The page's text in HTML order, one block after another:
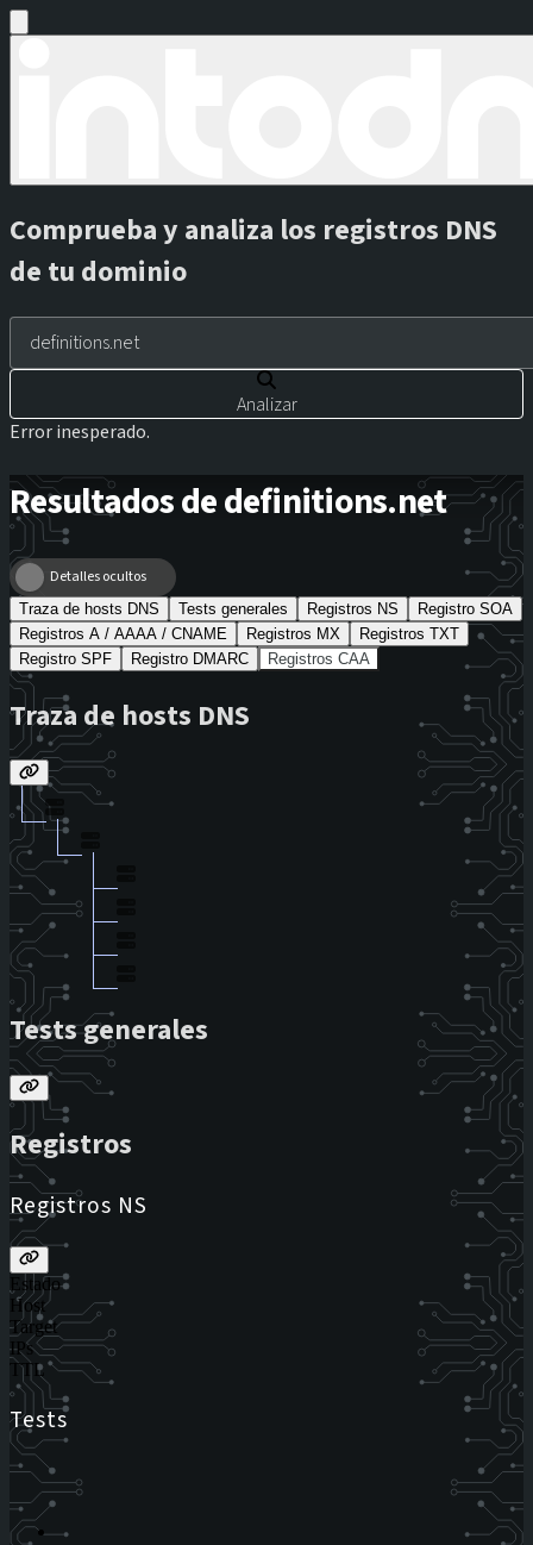
Comprueba y analiza los registros DNS
de tu dominio
Analizar
Error inesperado.
Resultados de definitions.net
Detalles ocultos
Traza de hosts DNS Tests generales Registros NS
Registro SOA
Registros A / AAAA / CNAME
Registros MX
Registros TXT
Registro SPF
Registro DMARC Registros CAA
Traza de hosts DNS
Tests generales
Registros
Registros NS
Estado
Host
Target
IPs
TTL
Tests